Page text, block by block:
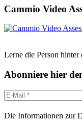
Cammio Video
Lerne die Person hinter
Abonniere hier
Die Informationen zur